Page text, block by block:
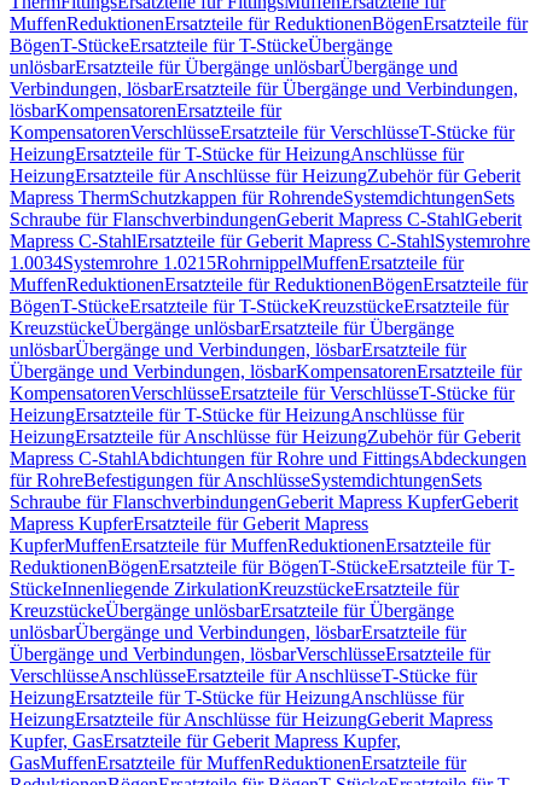
MuffenReduktionenErsatzteile für ReduktionenBögenErsatzteile für
BögenT-StückeErsatzteile für T-StückeÜbergänge
unlösbarErsatzteile für Übergänge unlösbarÜbergänge und
Verbindungen, lösbarErsatzteile für Übergänge und Verbindungen,
lösbarKompensatorenErsatzteile für
KompensatorenVerschlüsseErsatzteile für VerschlüsseT-Stücke für
HeizungErsatzteile für T-Stücke für HeizungAnschlüsse für
HeizungErsatzteile für Anschlüsse für HeizungZubehör für Geberit
Mapress ThermSchutzkappen für RohrendeSystemdichtungenSets
Schraube für FlanschverbindungenGeberit Mapress C-StahlGeberit
Mapress C-StahlErsatzteile für Geberit Mapress C-StahlSystemrohre
1.0034Systemrohre 1.0215RohrnippelMuffenErsatzteile für
MuffenReduktionenErsatzteile für ReduktionenBögenErsatzteile für
BögenT-StückeErsatzteile für T-StückeKreuzstückeErsatzteile für
KreuzstückeÜbergänge unlösbarErsatzteile für Übergänge
unlösbarÜbergänge und Verbindungen, lösbarErsatzteile für
Übergänge und Verbindungen, lösbarKompensatorenErsatzteile für
KompensatorenVerschlüsseErsatzteile für VerschlüsseT-Stücke für
HeizungErsatzteile für T-Stücke für HeizungAnschlüsse für
HeizungErsatzteile für Anschlüsse für HeizungZubehör für Geberit
Mapress C-StahlAbdichtungen für Rohre und FittingsAbdeckungen
für RohreBefestigungen für AnschlüsseSystemdichtungenSets
Schraube für FlanschverbindungenGeberit Mapress KupferGeberit
Mapress KupferErsatzteile für Geberit Mapress
KupferMuffenErsatzteile für MuffenReduktionenErsatzteile für
ReduktionenBögenErsatzteile für BögenT-StückeErsatzteile für T-
StückeInnenliegende ZirkulationKreuzstückeErsatzteile für
KreuzstückeÜbergänge unlösbarErsatzteile für Übergänge
unlösbarÜbergänge und Verbindungen, lösbarErsatzteile für
Übergänge und Verbindungen, lösbarVerschlüsseErsatzteile für
VerschlüsseAnschlüsseErsatzteile für AnschlüsseT-Stücke für
HeizungErsatzteile für T-Stücke für HeizungAnschlüsse für
HeizungErsatzteile für Anschlüsse für HeizungGeberit Mapress
Kupfer, GasErsatzteile für Geberit Mapress Kupfer,
GasMuffenErsatzteile für MuffenReduktionenErsatzteile für